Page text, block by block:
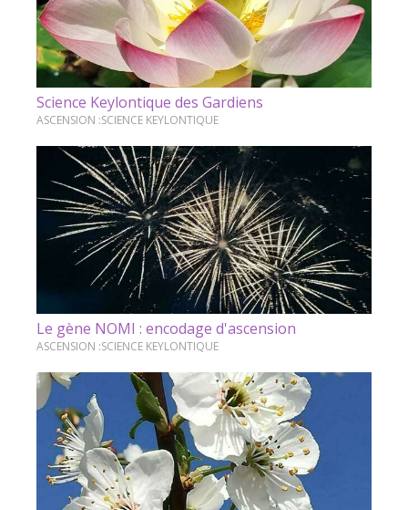
Science Keylontique des Gardiens
ASCENSION :SCIENCE KEYLONTIQUE
Le gène NOMI : encodage d'ascension
ASCENSION :SCIENCE KEYLONTIQUE